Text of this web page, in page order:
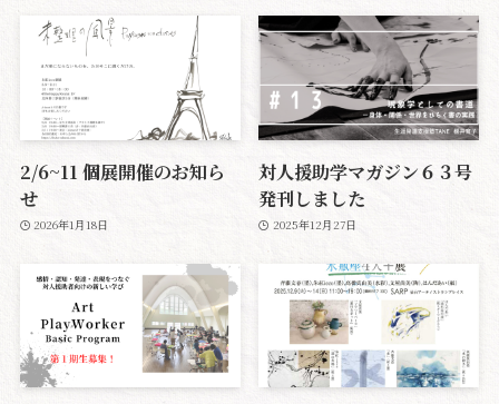
2/6~11 個展開催のお知ら
せ
2026年1月18日
対人援助学マガジン６３号
発刊しました
2025年12月27日